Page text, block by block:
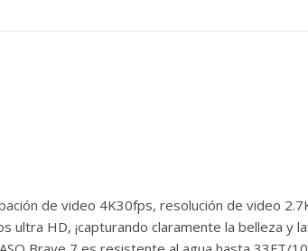
de video 4K30fps, resolución de video
HD, ¡capturando claramente la belleza y